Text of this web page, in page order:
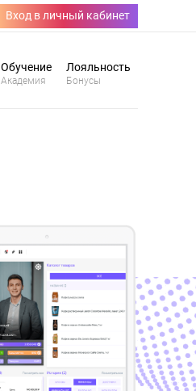
Вход в личный кабинет
Обучение
Академия
Лояльность
Бонусы